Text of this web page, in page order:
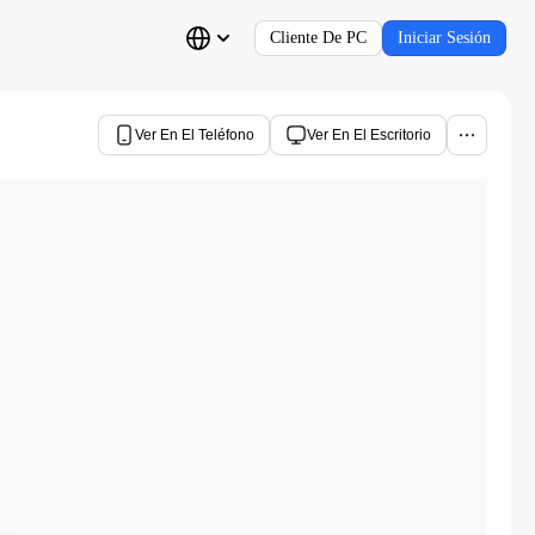
Cliente De PC Iniciar Sesión
Ver En El Teléfono Ver En El Escritorio